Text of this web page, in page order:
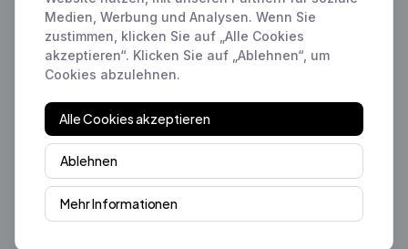
Medien, Werbung und Analysen. Wenn Sie
zustimmen, klicken Sie auf „Alle Cookies
akzeptieren“. Klicken Sie auf „Ablehnen“, um
Cookies abzulehnen.
Alle Cookies akzeptieren
Ablehnen
Mehr Informationen